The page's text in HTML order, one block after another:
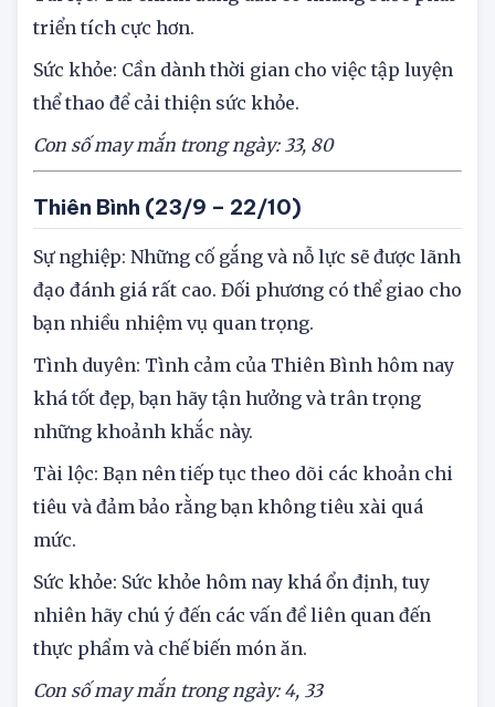
Tài lộc: Tài chính đang dần có những bước phát
triển tích cực hơn.
Sức khỏe: Cần dành thời gian cho việc tập luyện
thể thao để cải thiện sức khỏe.
Con số may mắn trong ngày: 33, 80
Thiên Bình (23/9 – 22/10)
Sự nghiệp: Những cố gắng và nỗ lực sẽ được lãnh
đạo đánh giá rất cao. Đối phương có thể giao cho
bạn nhiều nhiệm vụ quan trọng.
Tình duyên: Tình cảm của Thiên Bình hôm nay
khá tốt đẹp, bạn hãy tận hưởng và trân trọng
những khoảnh khắc này.
Tài lộc: Bạn nên tiếp tục theo dõi các khoản chi
tiêu và đảm bảo rằng bạn không tiêu xài quá
mức.
Sức khỏe: Sức khỏe hôm nay khá ổn định, tuy
nhiên hãy chú ý đến các vấn đề liên quan đến
thực phẩm và chế biến món ăn.